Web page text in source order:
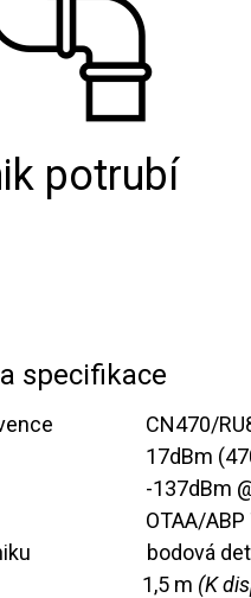
potrubí
specifikace
​CN470/
​17dBm
​-137dBm
​​OTAA/ABP
​​bodová
​​1,5 m (K